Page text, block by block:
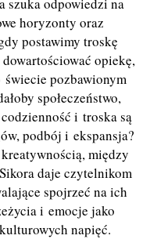
horyzonty oraz
postawimy troskę
opiekę,
pozbawionym
społeczeństwo,
i troska są
podbój i ekspansja?
między
daje czytelnikom
spojrzeć na ich
i emocje jako
napięć.